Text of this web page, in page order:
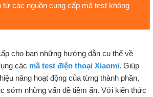
từ các nguồn cung cấp mã test không
cho bạn những hướng dẫn cụ thể về
các mã test điện thoại Xiaomi. Giúp
năng hoạt động của từng thành phần,
sớm những vấn đề tiềm ẩn. Với kiến thức